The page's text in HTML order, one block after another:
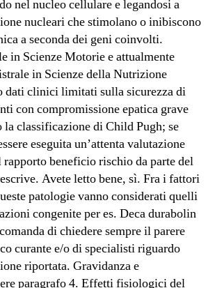
nel nucleo cellulare e legandosi a
nucleari che stimolano o inibiscono
a seconda dei geni coinvolti.
in Scienze Motorie e attualmente
in Scienze della Nutrizione
dati clinici limitati sulla sicurezza di
con compromissione epatica grave
la classificazione di Child Pugh; se
eseguita un’attenta valutazione
rapporto beneficio rischio da parte del
Avete letto bene, sì. Fra i fattori
patologie vanno considerati quelli
congenite per es. Deca durabolin
di chiedere sempre il parere
curante e/o di specialisti riguardo
riportata. Gravidanza e
paragrafo 4. Effetti fisiologici del